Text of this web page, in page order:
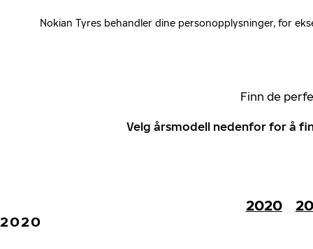
Nokian Tyres behandler dine personopplysninger, for
Finn de
Velg årsmodell nedenfor for å
2020
2020